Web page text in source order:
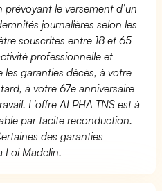
prévoyant le versement d’un
journalières selon les
souscrites entre 18 et 65
professionnelle et
garanties décès, à votre
à votre 67e anniversaire
L’offre ALPHA TNS est à
par tacite reconduction.
des garanties
Loi Madelin.